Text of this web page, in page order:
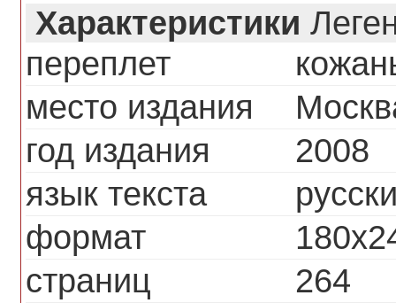
Характеристики
переплет
место издания
год издания
2008
язык текста
формат
страниц
264